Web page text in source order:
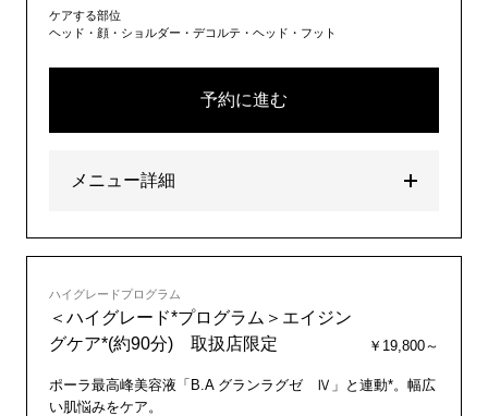
ケアする部位
ヘッド・顔・ショルダー・デコルテ・ヘッド・フット
予約に進む
メニュー詳細
ハイグレードプログラム
＜ハイグレード*プログラム＞エイジン
グケア*(約90分) 取扱店限定
￥19,800～
ポーラ最高峰美容液「B.A グランラグゼ Ⅳ」と連動*。幅広
い肌悩みをケア。